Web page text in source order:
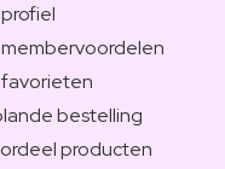
membervoordelen
favorieten
bestelling
producten